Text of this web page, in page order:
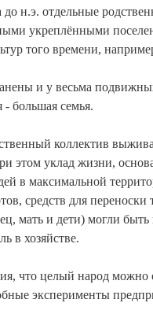
до н.э. отдельные
укреплёнными
того времени,
и у весьма
большая семья.
коллектив
этом уклад жизни,
в максимальной
средств для
мать и дети) могли
в хозяйстве.
что целый народ
эксперименты